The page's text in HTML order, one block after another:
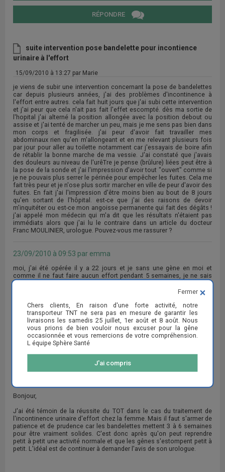
RÉPONDRE
suite intervention pose bandelette pour incontience
urinaire à l'effort
15/09/2010 à 13:27 par Marie
je viens de subir une intervention concernant la pose de bandelettes
car depuis plusieurs années, j'ai des problèmes d'incontinence à
l'effort entre autres. cela fait huit jours que j'ai subi cette intervention
et j'ai peur que cela n'ait pas fait l'effet escompté. dès ma sortie de
l'hopital j'ai alterné la position allongée avec la position debout ou
assise et j'ai tenté de marcher un peu, mais je me sens pas bien dans
mon corps et fragilisée. j'ai peur d'avoir fait travailler mes
abdominaux rien qu'en m'allongeant et en me relevant plusieurs fois
par jour pour aller au toilette notamment car j'essayais de boire afin
de rétablir la bonne marche de ma vessie. J'ai constaté que j'avais
des douleurs au niveau de l'urêTre je pense (brûlure) liées peut être à
la pose de la sonde et j'ai l'impression d'avoir tout "ouvert" comme si
je ne pouvais plus serrer le périnée pour empêcher les fuites. Cela me
fait très peur et je n'ose plus sortir marcher en ville de peur d'avoir des
fuites. En fait j'ai l'impression d'être moins bien au bout de 8 jours
qu'en sortant de l'hôpital. est-ce que j'ai des raisons de devoir
m'inquitéter ou est-ce mon angoisse permanente qui fait des dégâts !
j'ai appelé mon médecin qui m'a dit que les résultats n'étaient pas
immédiats alors que j'ai lu le contraire dans un article du docteur
Franc MOULINIER, urologue. Pouvez-vous me rassurer ?
23/09/2010 à 09:53 par emma
moi, j'ai été opérée il y a 22 jours et je sans une gène en moi et
comme il ne faut faire aucun effort pendant 5 semaines, je ne sais
pas si le problème est résolu
16/09/2014 à 17:59 par jean
Bonjour,
J'ai moi aussi subi une intervention de pose de bandelettes. Je suis
actuellement en convalescence et je ressens le besoin d'en parler.
Bonjour,
J'ai été témoin de la réussite du TOT dans le cas du traitement de
l'incontinence urinaire d'effort chez la femme. Mais il faut s'armer de
patience et de prudence car les bandelettes mettent 3 à 6 semaines
pour être vraiment solides. C'est donc après qu'on peut reprendre
petit à petit une activité normale et que les gênes s'estompent petit à
petit. L'idéal est de continuer à demander l'avis de son urologue.
Chers clients, En raison d'une forte activité, notre
transporteur TNT ne sera pas en mesure de garantir les
livraisons les samedis 25 juillet, 1er août et 8 août. Nous
vous prions de bien vouloir nous excuser pour la gêne
occasionnée et vous remercions de votre compréhension.
L équipe Sphère Santé
J'ai compris
Fermer